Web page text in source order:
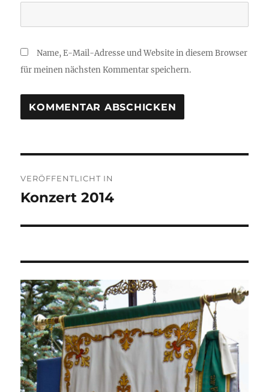
Name, E-Mail-Adresse und Website in diesem Browser
für meinen nächsten Kommentar speichern.
VERÖFFENTLICHT IN
Konzert 2014